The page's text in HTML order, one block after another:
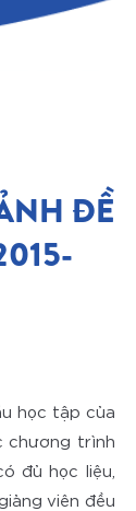
ĐỀ
học tập của
chương trình
đủ học liệu,
viên đều